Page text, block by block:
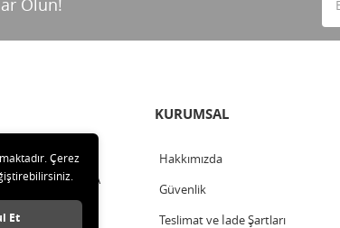
Olun!
- ANKARA
KURUMSAL
Hakkımızda
Güvenlik
Teslimat ve İade Şartları
Çerez
Et